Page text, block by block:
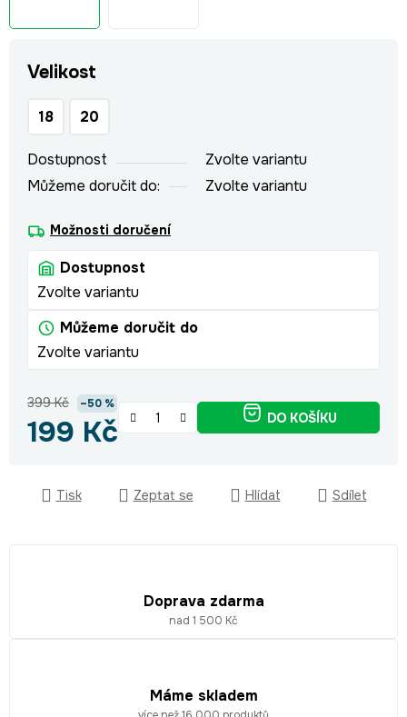
Velikost
18 20
Dostupnost
Zvolte variantu
Můžeme doručit do:
Zvolte variantu
Možnosti doručení
Dostupnost
Zvolte variantu
Můžeme doručit do
Zvolte variantu
399 Kč –50 %
199 Kč DO KOŠÍKU
Tisk Zeptat se Hlídat Sdílet
Doprava zdarma
nad 1 500 Kč
Máme skladem